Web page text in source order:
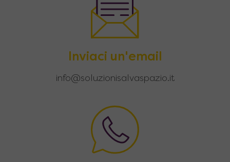
Inviaci un'email
info@soluzionisalvaspazio.it